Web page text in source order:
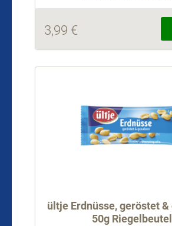
3,99 €
ültje Erdnüsse, geröstet &
50g Riegelbeutel